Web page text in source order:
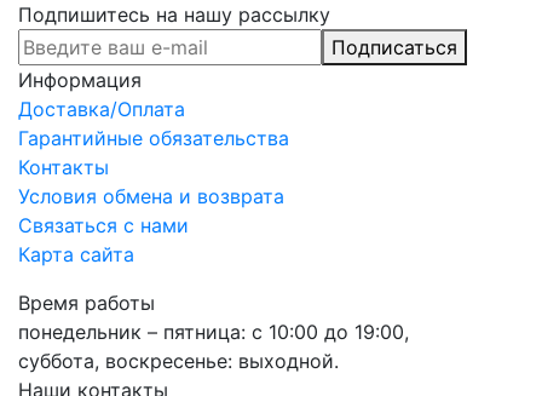
Подпишитесь на нашу рассылку
Подписаться
Информация
Доставка/Оплата
Гарантийные обязательства
Контакты
Условия обмена и возврата
Связаться с нами
Карта сайта
Время работы
понедельник – пятница: с 10:00 до 19:00,
суббота, воскресенье: выходной.
Наши контакты